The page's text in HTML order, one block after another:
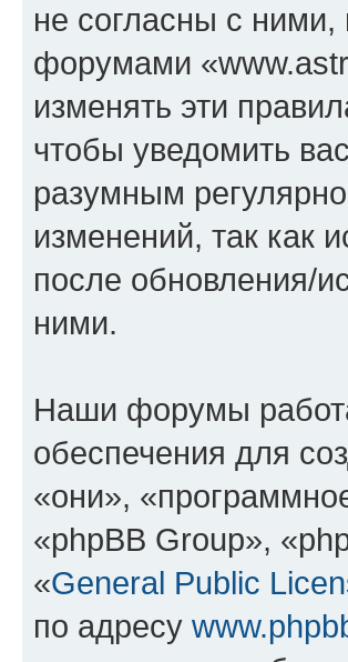
не согласны с ними,
форумами
изменять эти
чтобы уведомить
разумным
изменений, так как
после обновления/
ними.
Наши форумы
обеспечения для
«они»,
«phpBB Group»,
«General Public
по адресу